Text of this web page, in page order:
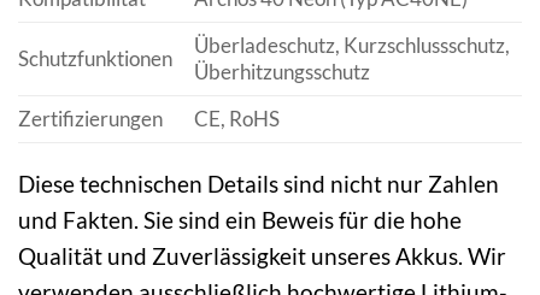
Schutzfunktionen
Überladeschutz, Kurzschlussschutz,
Überhitzungsschutz
Zertifizierungen
CE, RoHS
Diese technischen Details sind nicht nur Zahlen
und Fakten. Sie sind ein Beweis für die hohe
Qualität und Zuverlässigkeit unseres Akkus. Wir